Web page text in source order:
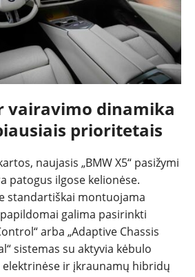
vairavimo dinamika
prioritetais
naujasis „BMW X5“ pasižymi
patogus ilgose kelionėse.
standartiškai montuojama
galima pasirinkti
arba „Adaptive Chassis
sistemas su aktyvia kėbulo
ir įkraunamų hibridų